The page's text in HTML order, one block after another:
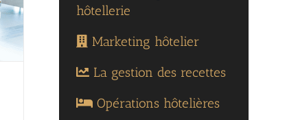
hôtellerie
Marketing hôtelier
La gestion des recettes
Opérations hôtelières